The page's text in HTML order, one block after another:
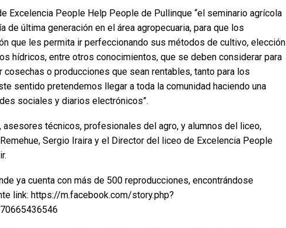
Excelencia People Help People de Pullinque “el seminario agrícola
de última generación en el área agropecuaria, para que los
que les permita ir perfeccionando sus métodos de cultivo, elección
hídricos, entre otros conocimientos, que se deben considerar para
o producciones que sean rentables, tanto para los
sentido pretendemos llegar a toda la comunidad haciendo una
sociales y diarios electrónicos”.
asesores técnicos, profesionales del agro, y alumnos del liceo,
Sergio Iraira y el Director del liceo de Excelencia People
ya cuenta con más de 500 reproducciones, encontrándose
link: https://m.facebook.com/story.php?